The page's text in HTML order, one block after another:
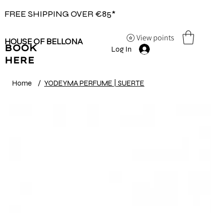
FREE SHIPPING OVER €85*
View points
HOUSE OF BELLONA
BOOK
HERE
Log In
Home / YODEYMA PERFUME | SUERTE